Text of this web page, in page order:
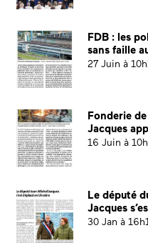
FDB : les
sans faille
27 Juin à
Fonderie
Jacques
16 Juin à
Le député
Jacques
30 Jan à